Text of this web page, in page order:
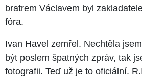
bratrem Václavem byl
fóra.
Ivan Havel zemřel. Nechtěla
být poslem špatných zpráv, tak
fotografii. Teď už je to oficiální.